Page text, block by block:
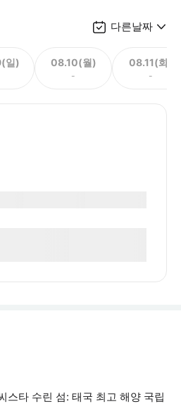
다른날짜
일) 08.10(월)
-
08.11(화)
-
스타 수린 섬: 태국 최고 해양 국립